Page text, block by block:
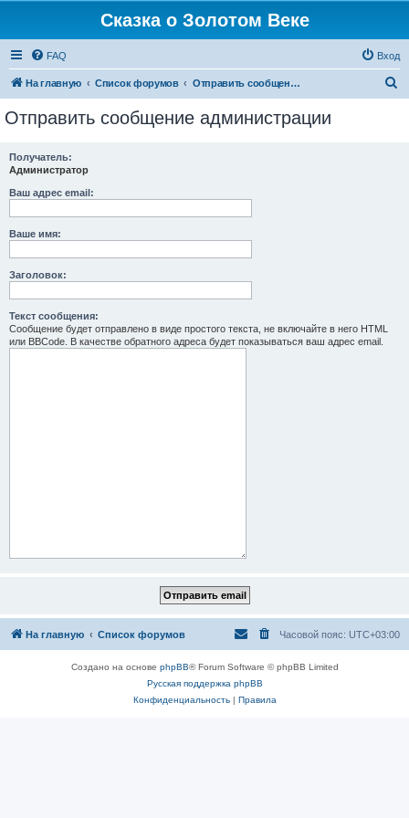
Сказка о Золотом Веке
FAQ Вход
На главную Список форумов Отправить сообщение администрации
Отправить сообщение администрации
Получатель:
Администратор
Ваш адрес email:
Ваше имя:
Заголовок:
Текст сообщения:
Сообщение будет отправлено в виде простого текста, не включайте в него HTML
или BBCode. В качестве обратного адреса будет показываться ваш адрес email.
На главную Список форумов Часовой пояс: UTC+03:00
Создано на основе phpBB® Forum Software © phpBB Limited
Русская поддержка phpBB
Конфиденциальность| Правила